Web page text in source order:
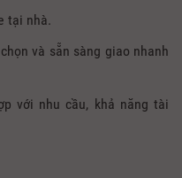
tại nhà.
và sẵn sàng giao nhanh
với nhu cầu, khả năng tài